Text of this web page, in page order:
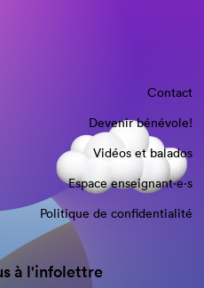
Contact
Devenir bénévole!
Vidéos et balados
Espace enseignant·e⋅s
Politique de confidentialité
à l'infolettre